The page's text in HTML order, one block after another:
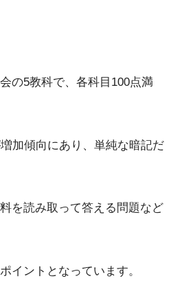
の5教科で、各科目100点満
加傾向にあり、単純な暗記だ
を読み取って答える問題など
イントとなっています。